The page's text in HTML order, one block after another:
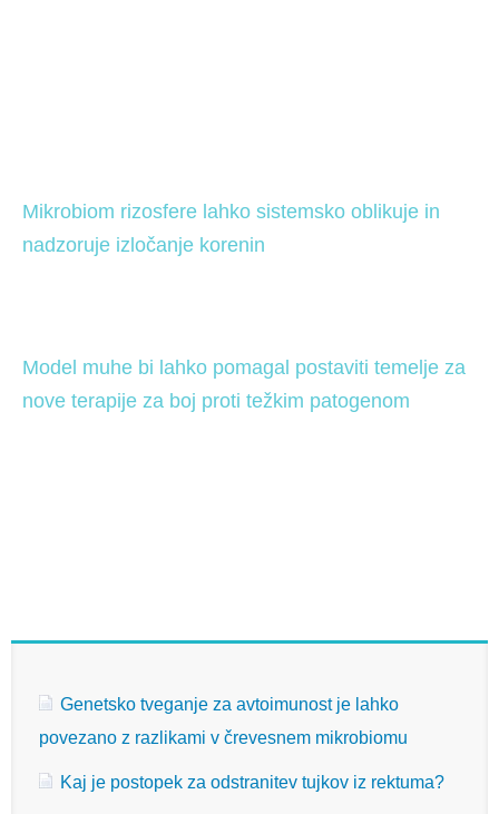
Mikrobiom rizosfere lahko sistemsko oblikuje in
nadzoruje izločanje korenin
Model muhe bi lahko pomagal postaviti temelje za
nove terapije za boj proti težkim patogenom
Genetsko tveganje za avtoimunost je lahko
povezano z razlikami v črevesnem mikrobiomu
Kaj je postopek za odstranitev tujkov iz rektuma?